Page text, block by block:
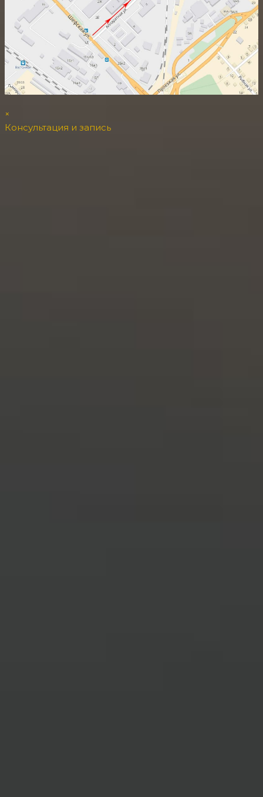
×
Консультация и запись